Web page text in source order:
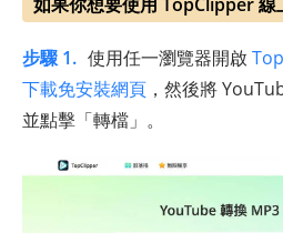
步驟 1. 使用任一瀏覽器開啟
下載免安裝網頁 ，然後將
並點擊「轉檔」。